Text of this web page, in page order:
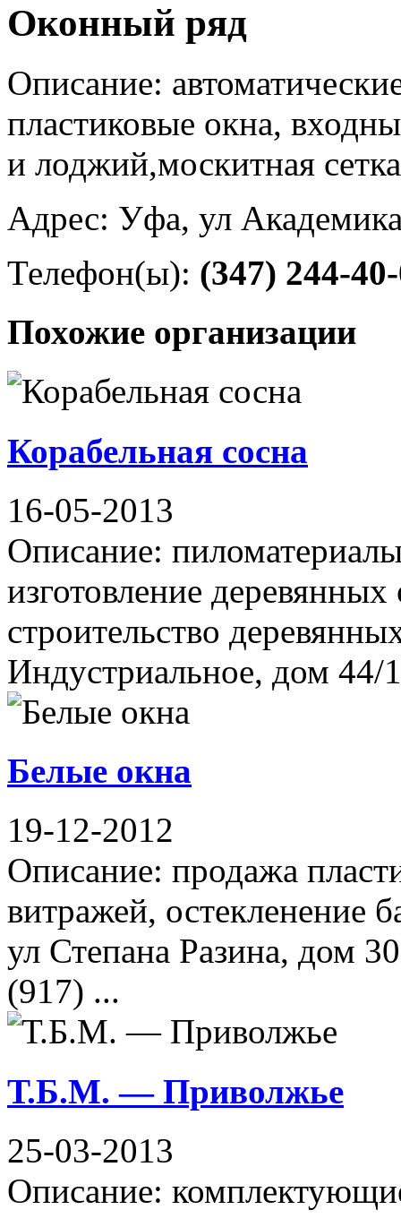
Оконный ряд
Описание:
пластиковые окна,
и лоджий,москитная
Адрес: Уфа, ул
Телефон(ы): (347) 244-
Похожие организации
Корабельная сосна
16-05-2013
Описание:
изготовление
строительство
Индустриальное, дом 44/
Белые окна
19-12-2012
Описание: продажа
витражей, остекленение
ул Степана Разина, дом
(917) ...
Т.Б.М. — Приволжье
25-03-2013
Описание: